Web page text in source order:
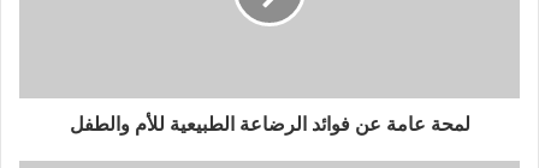
لمحة عامة عن فوائد الرضاعة الطبيعية للأم والطفل